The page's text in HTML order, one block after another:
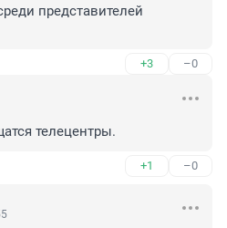
представителей
+3 –0
телецентры.
+1 –0